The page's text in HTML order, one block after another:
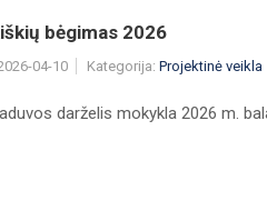
bėgimas 2026
04-10 Kategorija: Projektinė veikla
darželis mokykla 2026 m.